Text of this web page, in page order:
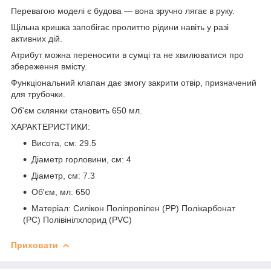
Перевагою моделі є будова — вона зручно лягає в руку.
Щільна кришка запобігає пролиттю рідини навіть у разі
активних дій.
Атрибут можна переносити в сумці та не хвилюватися про
збереження вмісту.
Функціональний клапан дає змогу закрити отвір, призначений
для трубочки.
Об'єм склянки становить 650 мл.
ХАРАКТЕРИСТИКИ:
Висота, см: 29.5
Діаметр горловини, см: 4
Діаметр, см: 7.3
Об'єм, мл: 650
Матеріал: Силікон Поліпропілен (PP) Полікарбонат
(PC) Полівінілхлорид (PVC)
Приховати